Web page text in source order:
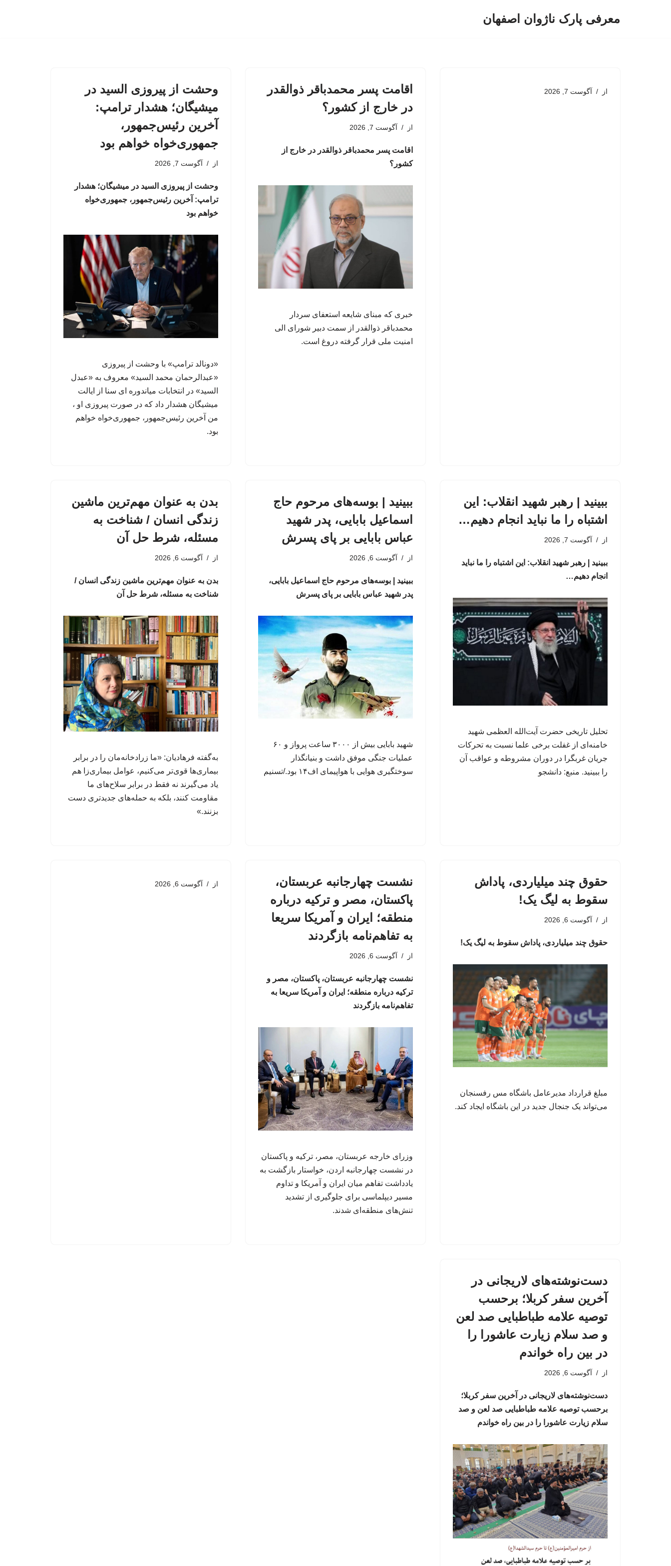
معرفی پارک ناژوان اصفهان
از آگوست 7, 2026
اقامت پسر محمدباقر ذوالقدر
در خارج از کشور؟
از آگوست 7, 2026
اقامت پسر محمدباقر ذوالقدر در خارج از
کشور؟
خبری که مبنای شایعه استعفای سردار
محمدباقر ذوالقدر از سمت دبیر شورای الی
امنیت ملی قرار گرفته دروغ است.
وحشت از پیروزی السید در
میشیگان؛ هشدار ترامپ:
آخرین رئیس‌جمهور،
جمهوری‌خواه خواهم بود
از آگوست 7, 2026
وحشت از پیروزی السید در میشیگان؛ هشدار
ترامپ: آخرین رئیس‌جمهور، جمهوری‌خواه
خواهم بود
«دونالد ترامپ» با وحشت از پیروزی
«عبدالرحمان محمد السید» معروف به «عبدل
السید» در انتخابات میاندوره ای سنا از ایالت
میشیگان هشدار داد که در صورت پیروزی او ،
من آخرین رئیس‌جمهور، جمهوری‌‍‌خواه خواهم
بود.
ببینید | رهبر شهید انقلاب: این
اشتباه را ما نباید انجام دهیم…
از آگوست 7, 2026
ببینید | رهبر شهید انقلاب: این اشتباه را ما نباید
انجام دهیم…
تحلیل تاریخی حضرت آیت‌الله العظمی شهید
خامنه‌ای از غفلت برخی علما نسبت به تحرکات
جریان غربگرا در دوران مشروطه و عواقب آن
را ببینید. منبع: دانشجو
ببینید | بوسه‌های مرحوم حاج
اسماعیل بابایی، پدر شهید
عباس بابایی بر پای پسرش
از آگوست 6, 2026
ببینید | بوسه‌های مرحوم حاج اسماعیل بابایی،
پدر شهید عباس بابایی بر پای پسرش
شهید بابایی بیش از ۳۰۰۰ ساعت پرواز و ۶۰
عملیات جنگی موفق داشت و بنیانگذار
سوختگیری هوایی با هواپیمای اف۱۴ بود./تسنیم
بدن به عنوان مهم‌ترین ماشین
زندگی انسان / شناخت به
مسئله، شرط حل آن
از آگوست 6, 2026
بدن به عنوان مهم‌ترین ماشین زندگی انسان /
شناخت به مسئله، شرط حل آن
به‌گفته فرهادیان: «ما زرادخانه‌مان را در برابر
بیماری‌ها قوی‌تر می‌کنیم، عوامل‌ بیماری‌زا هم
یاد می‌گیرند نه فقط در برابر سلاح‌های ما
مقاومت کنند، بلکه به حمله‌های جدیدتری دست
بزنند.»
حقوق چند میلیاردی، پاداش
سقوط به لیگ یک!
از آگوست 6, 2026
حقوق چند میلیاردی، پاداش سقوط به لیگ یک!
مبلغ قرارداد مدیرعامل باشگاه مس رفسنجان
می‌تواند یک جنجال جدید در این باشگاه ایجاد کند.
نشست چهارجانبه عربستان،
پاکستان، مصر و ترکیه درباره
منطقه؛ ایران و آمریکا سریعا
به تفاهم‌نامه بازگردند
از آگوست 6, 2026
نشست چهارجانبه عربستان، پاکستان، مصر و
ترکیه درباره منطقه؛ ایران و آمریکا سریعا به
تفاهم‌نامه بازگردند
وزرای خارجه عربستان، مصر، ترکیه و پاکستان
در نشست چهارجانبه اردن، خواستار بازگشت به
یادداشت تفاهم میان ایران و آمریکا و تداوم
مسیر دیپلماسی برای جلوگیری از تشدید
تنش‌های منطقه‌ای شدند.
از آگوست 6, 2026
دست‌نوشته‌های لاریجانی در
آخرین سفر کربلا؛ برحسب
توصیه علامه طباطبایی صد لعن
و صد سلام زیارت عاشورا را
در بین راه خواندم
از آگوست 6, 2026
دست‌نوشته‌های لاریجانی در آخرین سفر کربلا؛
برحسب توصیه علامه طباطبایی صد لعن و صد
سلام زیارت عاشورا را در بین راه خواندم